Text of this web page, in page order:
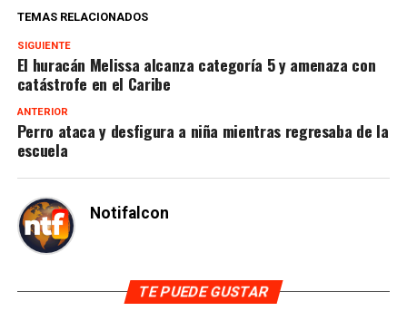
TEMAS RELACIONADOS
SIGUIENTE
El huracán Melissa alcanza categoría 5 y amenaza con
catástrofe en el Caribe
ANTERIOR
Perro ataca y desfigura a niña mientras regresaba de la
escuela
Notifalcon
TE PUEDE GUSTAR